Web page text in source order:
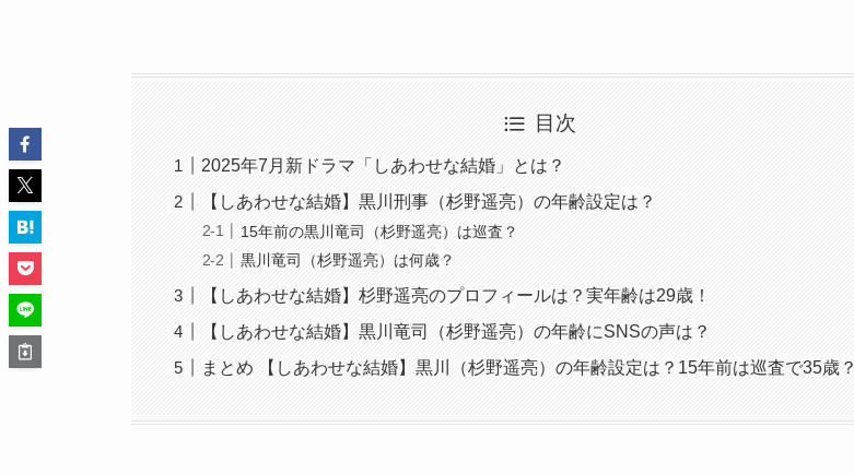
目次
2025年7月新ドラマ「しあわせな結婚」とは？
【しあわせな結婚】黒川刑事（杉野遥亮）の年齢設定は？
15年前の黒川竜司（杉野遥亮）は巡査？
黒川竜司（杉野遥亮）は何歳？
【しあわせな結婚】杉野遥亮のプロフィールは？実年齢は29歳！
【しあわせな結婚】黒川竜司（杉野遥亮）の年齢にSNSの声は？
まとめ 【しあわせな結婚】黒川（杉野遥亮）の年齢設定は？15年前は巡査で35歳？